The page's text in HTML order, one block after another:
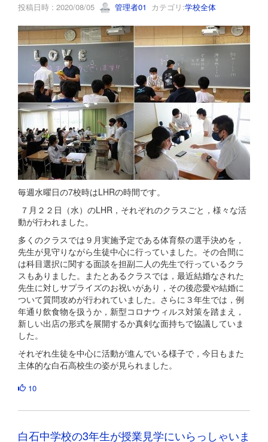
投稿日時 : 2020/08/05 管理者01 カテゴリ:学校全体
毎週水曜日の7校時はLHRの時間です。
７月２２日（水）のLHR，それぞれのクラスごと，様々な活
動が行われました。
多くのクラスでは９月実施予定である体育祭の選手決めを，
先生が見守りながら生徒中心に行っていました。その合間に
は科目選択に関する面談を担副二人の先生で行っているクラ
スもありました。またとあるクラスでは，最近結婚なされた
先生に対しサプライズのお祝いがあり，その後恋愛や結婚に
ついて質問攻めが行われていました。さらに３年生では，例
年通り飲食物を扱うか，新型コロナウィルス対策を踏まえ，
新しい出店の形式を展開するか真剣な面持ちで協議していま
した。
それぞれ生徒を中心に活動が進んでいる様子で，今日もまた
主体的な白石高校生の姿が見られました。
10
白石中学校の3年生が授業見学にいらっしゃいま